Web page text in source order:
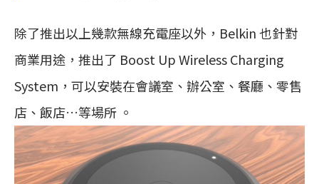
除了推出以上幾款無線充電座以外，Belkin 也針對
商業用途，推出了 Boost Up Wireless Charging
System，可以安裝在會議室、辦公室、餐廳、零售
店、飯店…等場所 。